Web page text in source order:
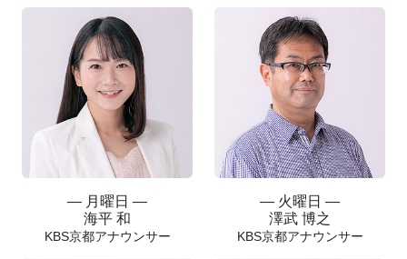
― 月曜日 ―
海平 和
KBS京都アナウンサー
― 火曜日 ―
澤武 博之
KBS京都アナウンサー